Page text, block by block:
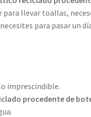
para llevar toallas,
para pasar un
imprescindible.
procedente de